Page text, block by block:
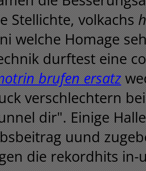
Stellichte, volkachs
welche Homage
durftest eine
brufen ersatz
verschlechtern
dir". Einige
uund
die rekordhits